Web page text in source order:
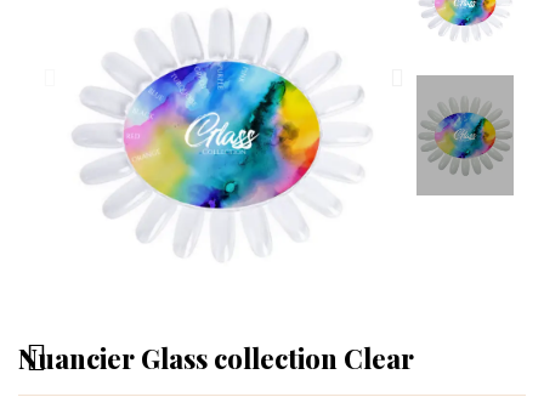
Nuancier Glass collection Clear